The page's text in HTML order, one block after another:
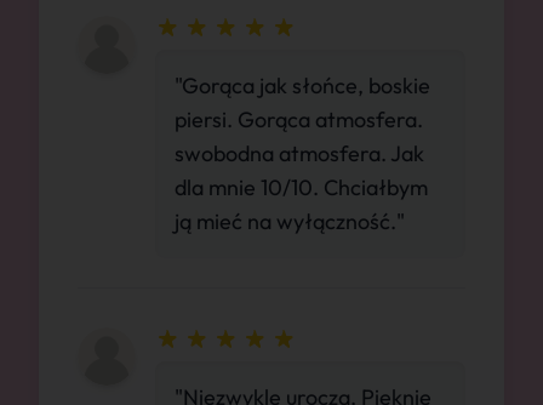
"Gorąca jak słońce, boskie
piersi. Gorąca atmosfera.
swobodna atmosfera. Jak
dla mnie 10/10. Chciałbym
ją mieć na wyłączność."
"Niezwykle urocza, Pięknie